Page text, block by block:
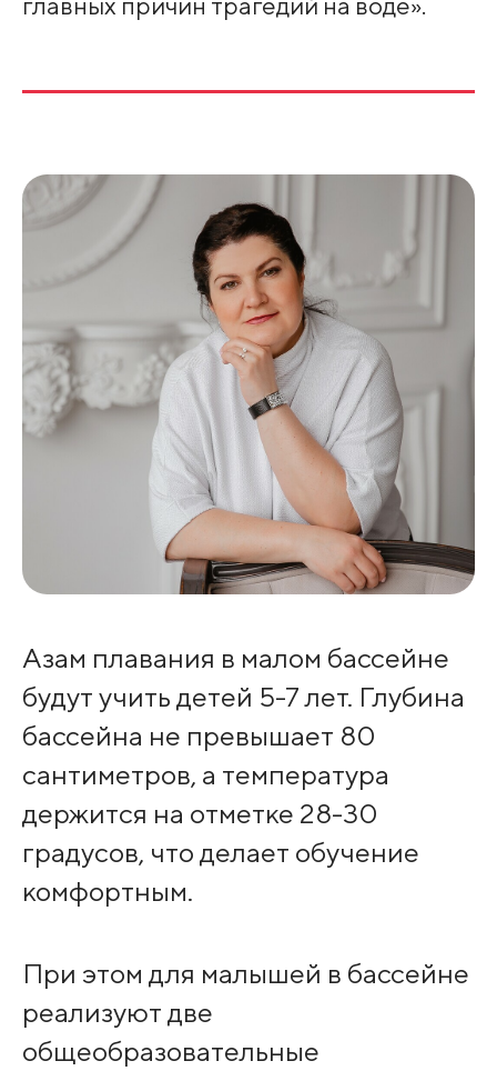
Азам плавания в малом бассейне
будут учить детей 5-7 лет. Глубина
бассейна не превышает 80
сантиметров, а температура
держится на отметке 28-30
градусов, что делает обучение
комфортным.
При этом для малышей в бассейне
реализуют две
общеобразовательные